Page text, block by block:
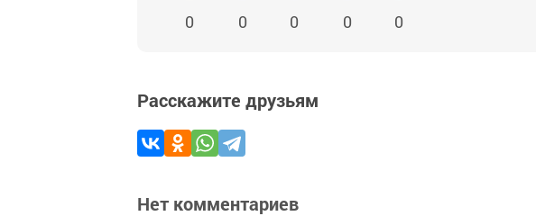
0 0 0 0 0
Расскажите друзьям
Нет комментариев